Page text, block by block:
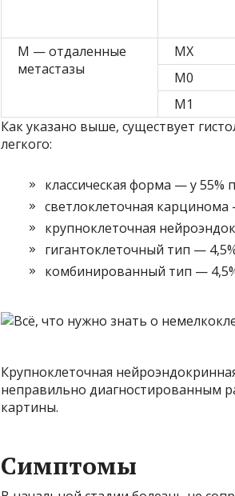
М — отдаленные
метастазы
MX
М0
M1
Как указано выше, существует
легкого:
классическая форма — у 55%
светлоклеточная карцинома
крупноклеточная
гигантоклеточный тип —
комбинированный тип —
Крупноклеточная
неправильно диагностированным
картины.
Симптомы